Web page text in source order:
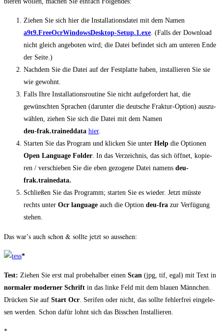
Zie­hen Sie sich hier die Instal­la­ti­ons­da­tei mit dem Namen
a9t9.FreeOcrWindowsDesktop-Setup.1.exe. (Falls der Down­load
nicht gleich ange­bo­ten wird; die Datei befin­det sich am unte­ren Ende
der Seite.)
Nach­dem Sie die Datei auf der Fest­plat­te haben, instal­lie­ren Sie sie
wie gewohnt.
Falls Ihre Instal­la­ti­ons­rou­ti­ne Sie nicht auf­ge­for­dert hat, die
gewünsch­ten Spra­chen (dar­un­ter die deut­sche Frak­tur-Opti­on) aus­zu­
wäh­len, zie­hen Sie sich die Datei mit dem Namen
deu-frak.traineddata hier.
Star­ten Sie das Pro­gram und kli­cken Sie unter Help die Optio­nen
Open Lan­guage Fol­der. In das Ver­zeich­nis, das sich öff­net, kopie­
ren / ver­schie­ben Sie die eben gezo­ge­ne Datei namens deu-
frak.trainedata.
Schlie­ßen Sie das Pro­gramm; star­ten Sie es wie­der. Jetzt müss­te
rechts unter Ocr lan­guage auch die Opti­on deu-fra zur Ver­fü­gung
stehen.
Das war’s auch schon & soll­te jetzt so aussehen:
*
Test: Zie­hen Sie erst mal pro­be­hal­ber einen Scan (jpg, tif, egal) mit Text in
nor­ma­ler moder­ner Schrift in das lin­ke Feld mit dem blau­en Männ­chen.
Drü­cken Sie auf Start Ocr. Seri­fen oder nicht, das soll­te feh­ler­frei ein­ge­le­
sen wer­den. Schon dafür lohnt sich das Biss­chen Installieren.
*